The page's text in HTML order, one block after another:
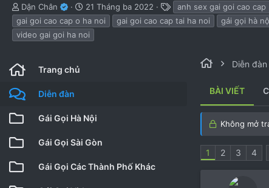
B
ắ
t
đ
Dận Chân
N
g
à
y
21 Tháng ba 2022
h
ẻ
anh sex gai goi cao cap
gai goi cao cap o ha noi
gai goi cao cap tai ha noi gái gọi hà
video gai goi ha noi
Trang chủ
Diễn đàn
Gái Gọi Hà Nội
Gái Gọi Sài Gòn
Gái Gọi Các Thành Phố Khác
Diễn đàn
BÀI VIẾT
Không mở
1 2 3 4